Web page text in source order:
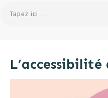
L’accessibilité